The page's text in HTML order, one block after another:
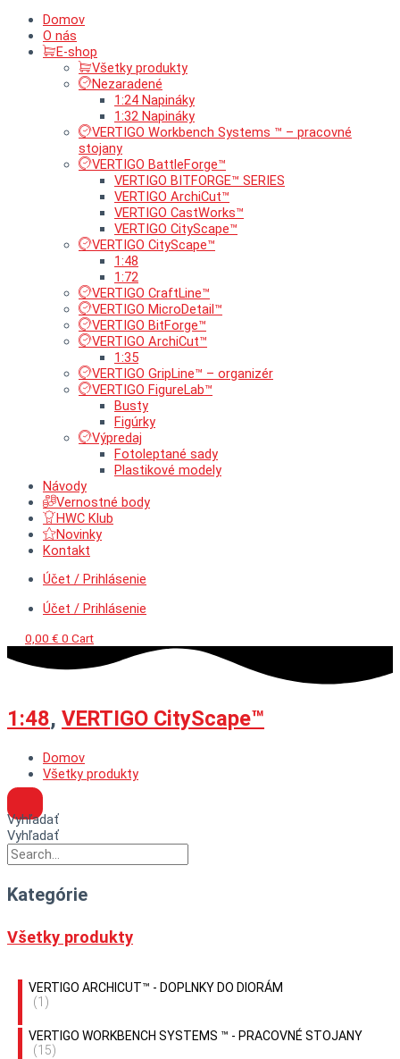
Domov
O nás
E-shop
Všetky produkty
Nezaradené
1:24 Napináky
1:32 Napináky
VERTIGO Workbench Systems ™ – pracovné
stojany
VERTIGO BattleForge™
VERTIGO BITFORGE™ SERIES
VERTIGO ArchiCut™
VERTIGO CastWorks™
VERTIGO CityScape™
VERTIGO CityScape™
1:48
1:72
VERTIGO CraftLine™
VERTIGO MicroDetail™
VERTIGO BitForge™
VERTIGO ArchiCut™
1:35
VERTIGO GripLine™ – organizér
VERTIGO FigureLab™
Busty
Figúrky
Výpredaj
Fotoleptané sady
Plastikové modely
Návody
Vernostné body
HWC Klub
Novinky
Kontakt
Účet / Prihlásenie
Účet / Prihlásenie
0,00 € 0 Cart
1:48, VERTIGO CityScape™
Domov
Všetky produkty
Vyhľadať
Vyhľadať
Kategórie
Všetky produkty
VERTIGO ARCHICUT™ - DOPLNKY DO DIORÁM
(1)
VERTIGO WORKBENCH SYSTEMS ™ - PRACOVNÉ STOJANY
(15)